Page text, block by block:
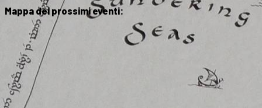
Mappa dei prossimi eventi: